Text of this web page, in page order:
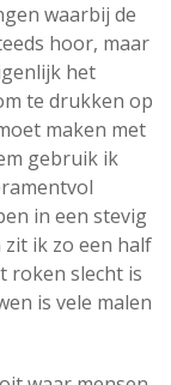
waarbij de
hoor, maar
het
te drukken op
maken met
gebruik ik
in een stevig
ik zo een half
roken slecht is
is vele malen